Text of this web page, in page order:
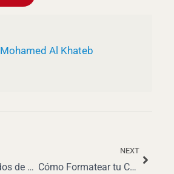
Mohamed Al Khateb
Los Encabezados de CV Correctos para Impresionar a los Reclutadores
NEXT
Cómo Formatear tu CV para el Éxito con ATS y Reclutadores